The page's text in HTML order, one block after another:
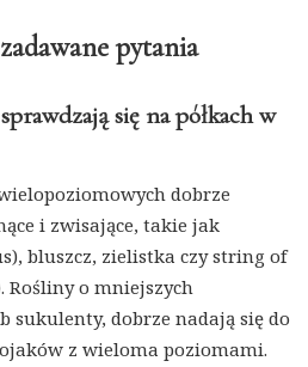
pytania
się na półkach w
dobrze
i zwisające, takie jak
bluszcz, zielistka czy string of
Rośliny o mniejszych
sukulenty, dobrze nadają się do
z wieloma poziomami.